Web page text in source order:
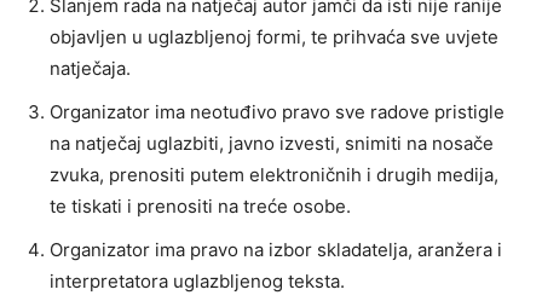
Slanjem rada na natječaj autor jamči da isti nije ranije
objavljen u uglazbljenoj formi, te prihvaća sve uvjete
natječaja.
Organizator ima neotuđivo pravo sve radove pristigle
na natječaj uglazbiti, javno izvesti, snimiti na nosače
zvuka, prenositi putem elektroničnih i drugih medija,
te tiskati i prenositi na treće osobe.
Organizator ima pravo na izbor skladatelja, aranžera i
interpretatora uglazbljenog teksta.